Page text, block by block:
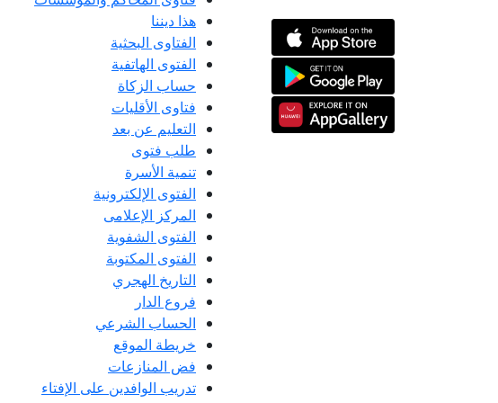
هذا ديننا
الفتاوى البحثية
الفتوى الهاتفية
حساب الزكاة
فتاوى الأقليات
التعليم عن بعد
طلب فتوى
تنمية الأسرة
الفتوى الإلكترونية
المركز الإعلامى
الفتوى الشفوية
الفتوى المكتوبة
التاريخ الهجري
فروع الدار
الحساب الشرعي
خريطة الموقع
فض المنازعات
تدريب الوافدين على الإفتاء